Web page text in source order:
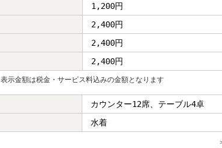
1,200円
2,400円
2,400円
2,400円
表示金額は税金・サービス料込みの金額となります
カウンター12席、テーブル4卓
水着